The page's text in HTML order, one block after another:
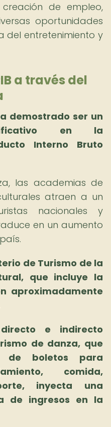
de empleo,
oportunidades
del entretenimiento y
a través del
demostrado ser un
en la
Interno Bruto
las academias de
atraen a un
nacionales y
en un aumento
de Turismo de la
que incluye la
aproximadamente
e indirecto
de danza, que
de boletos para
comida,
inyecta una
de ingresos en la